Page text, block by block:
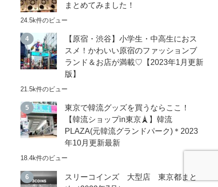
まとめてみました！
24.5k件のビュー
【原宿・渋谷】小学生・中高生におス
スメ！かわいい原宿のファッションブ
ランド＆お店が満載♡【2023年1月更新
版】
21.5k件のビュー
東京で韓流グッズを買うならここ！
【韓流ショップin東京🗼】韓流
PLAZA(元韓流グランドパーク)＊2023
年10月更新最新
18.4k件のビュー
スリーコインズ 大型店 東京都まと